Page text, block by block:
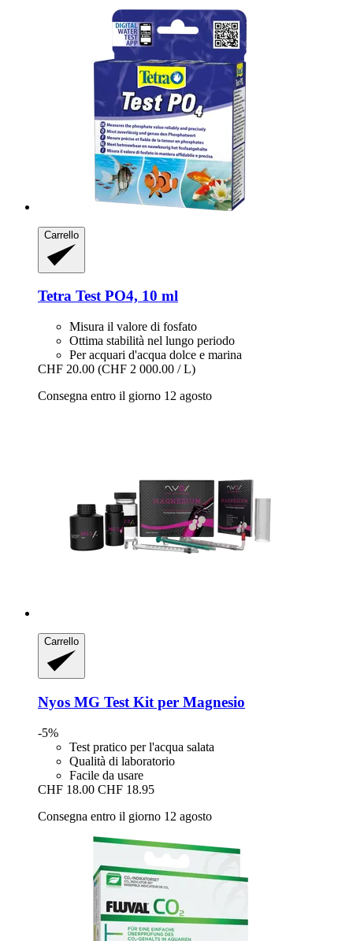
Carrello
Tetra Test PO4, 10 ml
Misura il valore di fosfato
Ottima stabilità nel lungo periodo
Per acquari d'acqua dolce e marina
CHF 20.00 (CHF 2 000.00 / L)
Consegna entro il giorno 12 agosto
Carrello
Nyos MG Test Kit per Magnesio
-5%
Test pratico per l'acqua salata
Qualità di laboratorio
Facile da usare
CHF 18.00 CHF 18.95
Consegna entro il giorno 12 agosto